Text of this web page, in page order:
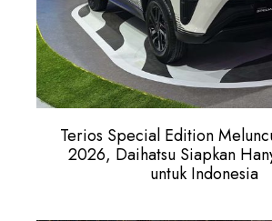
Terios Special Edition
2026, Daihatsu Siapkan
untuk Indonesia